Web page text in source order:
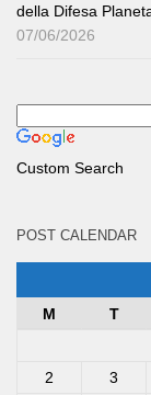
della Difesa
07/06/2026
Custom Search
POST CALENDAR
M
T
2
3